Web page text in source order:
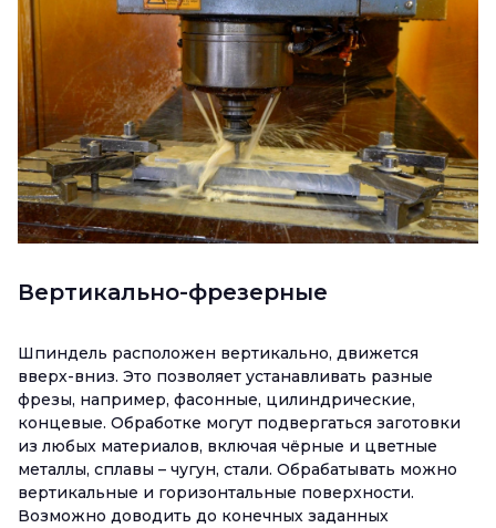
Вертикально-фрезерные
Шпиндель расположен вертикально, движется
вверх-вниз. Это позволяет устанавливать разные
фрезы, например, фасонные, цилиндрические,
концевые. Обработке могут подвергаться заготовки
из любых материалов, включая чёрные и цветные
металлы, сплавы – чугун, стали. Обрабатывать можно
вертикальные и горизонтальные поверхности.
Возможно доводить до конечных заданных